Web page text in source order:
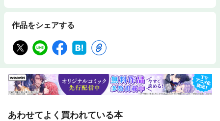
作品をシェアする
あわせてよく買われている本